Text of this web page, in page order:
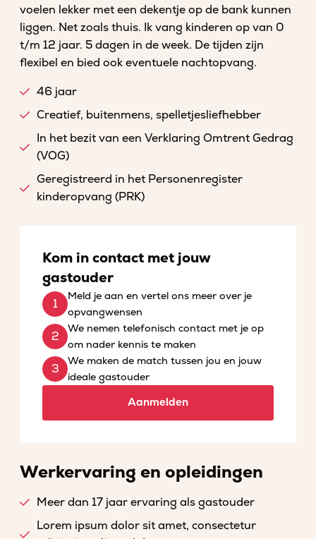
voelen lekker met een dekentje op de bank kunnen
liggen. Net zoals thuis. Ik vang kinderen op van 0
t/m 12 jaar. 5 dagen in de week. De tijden zijn
flexibel en bied ook eventuele nachtopvang.
46 jaar
Creatief, buitenmens, spelletjesliefhebber
In het bezit van een Verklaring Omtrent Gedrag
(VOG)
Geregistreerd in het Personenregister
kinderopvang (PRK)
Kom in contact met jouw
gastouder
Meld je aan en vertel ons meer over je
opvangwensen
We nemen telefonisch contact met je op
om nader kennis te maken
We maken de match tussen jou en jouw
ideale gastouder
Aanmelden
Werkervaring en opleidingen
Meer dan 17 jaar ervaring als gastouder
Lorem ipsum dolor sit amet, consectetur